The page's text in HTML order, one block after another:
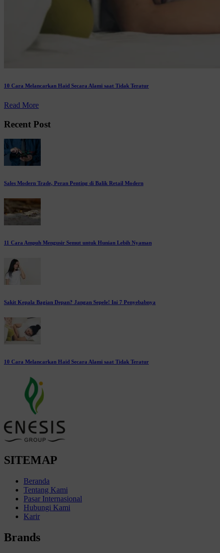
10 Cara Melancarkan Haid Secara Alami saat Tidak Teratur
Read More
Recent Post
Sales Modern Trade, Peran Penting di Balik Retail Modern
11 Cara Ampuh Mengusir Semut untuk Hunian Lebih Nyaman
Sakit Kepala Bagian Depan? Jangan Sepele! Ini 7 Penyebabnya
10 Cara Melancarkan Haid Secara Alami saat Tidak Teratur
SITEMAP
Beranda
Tentang Kami
Pasar Internasional
Hubungi Kami
Karir
Brands